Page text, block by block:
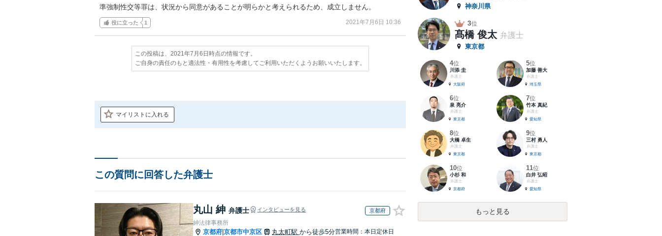
準強制性交等罪は、状況から同意があることが明らかと考えられるため、成立しません。
役に立った 1 2021年7月6日 10:36
この投稿は、2021年7月6日時点の情報です。
ご自身の責任のもと適法性・有用性を考慮してご利用いただくようお願いいたします。
マイリストに入れる
この質問に回答した弁護士
丸山 紳 弁護士 インタビューを見る 京都府
紳法律事務所
京都府 京都市中京区 丸太町駅 から徒歩5分営業時間：本日定休日
神奈川県
3位
髙橋 俊太 弁護士
東京都
4位
川添 圭
弁護士
大阪府
5位
加藤 善大
弁護士
埼玉県
6位
泉 亮介
弁護士
東京都
7位
竹本 真紀
弁護士
愛知県
8位
大橋 卓生
弁護士
東京都
9位
三村 勇人
弁護士
東京都
10位
小杉 和
弁護士
京都府
11位
白井 弘昭
弁護士
愛知県
もっと見る